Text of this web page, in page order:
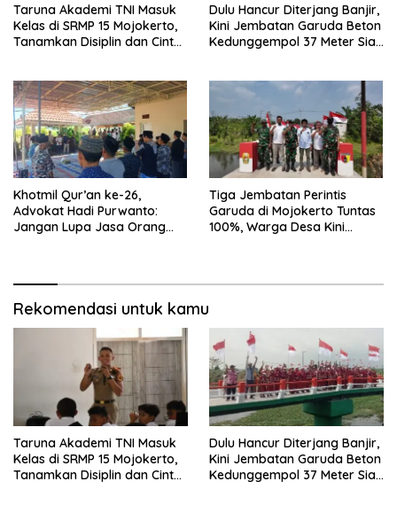
Taruna Akademi TNI Masuk
Kelas di SRMP 15 Mojokerto,
Tanamkan Disiplin dan Cinta
Dulu Hancur Diterjang Banjir,
Kini Jembatan Garuda Beton
Kedunggempol 37 Meter Siap
Khotmil Qur’an ke-26,
Advokat Hadi Purwanto:
Jangan Lupa Jasa Orang
Tiga Jembatan Perintis
Garuda di Mojokerto Tuntas
100%, Warga Desa Kini
Rekomendasi untuk kamu
Taruna Akademi TNI Masuk
Kelas di SRMP 15 Mojokerto,
Tanamkan Disiplin dan Cinta
Dulu Hancur Diterjang Banjir,
Kini Jembatan Garuda Beton
Kedunggempol 37 Meter Siap